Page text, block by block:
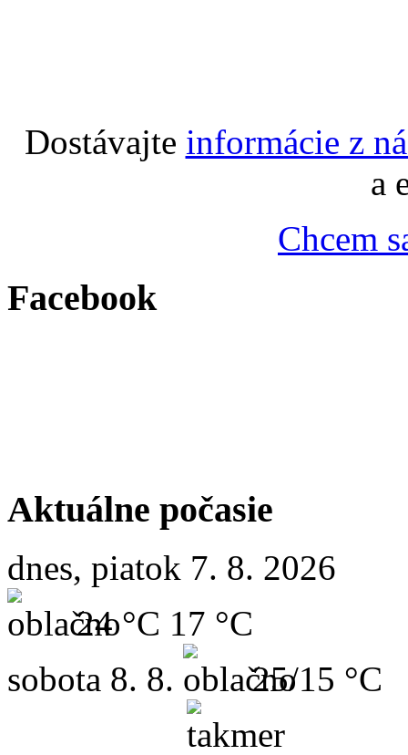
Dostávajte informácie z
a
Chcem
Facebook
Aktuálne počasie
dnes, piatok 7. 8. 2026
24 °C 17 °C
sobota 8. 8. 25/15 °C